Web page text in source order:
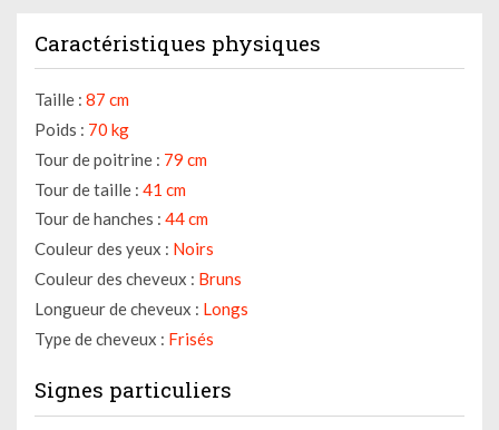
Caractéristiques physiques
Taille : 87 cm
Poids : 70 kg
Tour de poitrine : 79 cm
Tour de taille : 41 cm
Tour de hanches : 44 cm
Couleur des yeux : Noirs
Couleur des cheveux : Bruns
Longueur de cheveux : Longs
Type de cheveux : Frisés
Signes particuliers